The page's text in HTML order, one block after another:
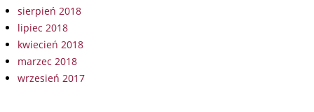
sierpień 2018
lipiec 2018
kwiecień 2018
marzec 2018
wrzesień 2017